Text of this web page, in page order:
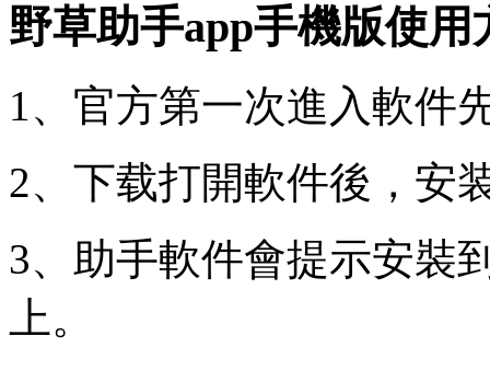
野草助手app手機版使用
1、官方第一次進入軟件
2、下载打開軟件後，安
3、助手軟件會提示安裝
上。